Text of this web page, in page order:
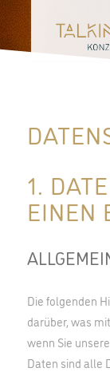
1.
EINEN
Die folgenden
darüber, was
wenn Sie
Daten sind alle